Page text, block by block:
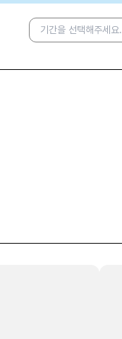
기간을 선택해주세요.